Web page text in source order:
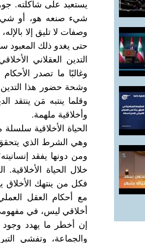
يستعبد على شاكلته.
شيء صنعه هو، أو
وصفات لا تليق إلا
حتى يغدو ذلك المعبود
التدين العقلاني
وغالبًا ما تصدر
وشحة حضور هذا
وقلما ينتبه مَن ينتقد
وأخلاقية ملهمة.
الحياة الأخلاقية
وهي الشرط الذي يتحقق
ومن دونها يفقد
خلال الحياة الأخلاقية.
فكل من ينتهك الأخلاق
مع أحكام العقل
أخلاقي ليس، في
إن أخطر ما يهدد
والجماعة، وتفشي